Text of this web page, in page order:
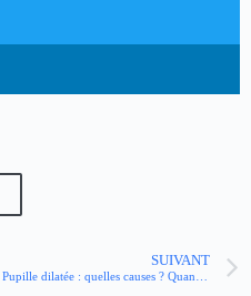
SUIVANT
Pupille dilatée : quelles causes ? Quand s’inquiéter ?